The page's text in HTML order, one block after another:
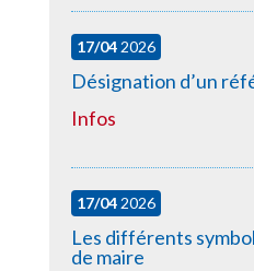
17/042026
Désignation d’un
Infos
17/042026
Les différents
de maire